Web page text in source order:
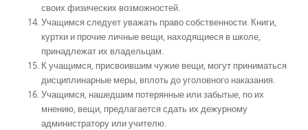
своих физических возможностей.
Учащимся следует уважать право собственности. Книги,
куртки и прочие личные вещи, находящиеся в школе,
принадлежат их владельцам.
К учащимся, присвоившим чужие вещи, могут приниматься
дисциплинарные меры, вплоть до уголовного наказания.
Учащимся, нашедшим потерянные или забытые, по их
мнению, вещи, предлагается сдать их дежурному
администратору или учителю.